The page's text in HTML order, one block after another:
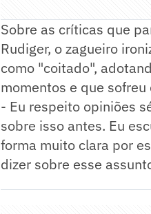
Sobre as críticas que
Rudiger, o zagueiro
como "coitado",
momentos e que
- Eu respeito opiniões
sobre isso antes. Eu
forma muito clara por
dizer sobre esse